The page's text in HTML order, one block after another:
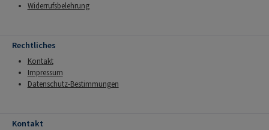
Widerrufsbelehrung
Rechtliches
Kontakt
Impressum
Datenschutz-Bestimmungen
Kontakt